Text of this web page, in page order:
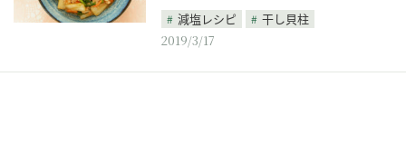
減塩レシピ
干し貝柱
2019/3/17